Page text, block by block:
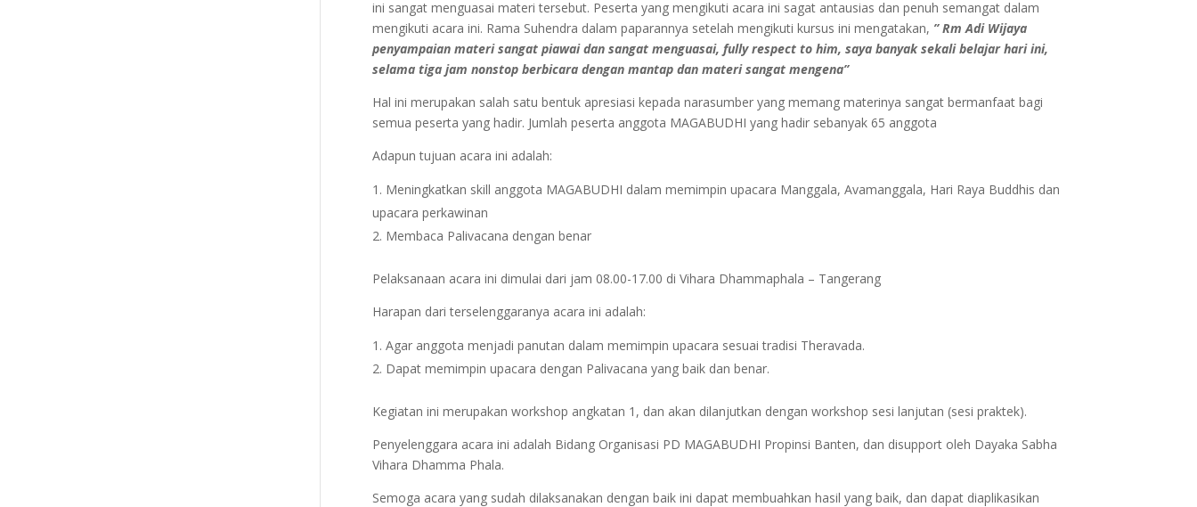
ini sangat menguasai materi tersebut. Peserta yang mengikuti acara ini sagat antausias dan penuh semangat dalam
mengikuti acara ini. Rama Suhendra dalam paparannya setelah mengikuti kursus ini mengatakan, ” Rm Adi Wijaya
penyampaian materi sangat piawai dan sangat menguasai, fully respect to him, saya banyak sekali belajar hari ini,
selama tiga jam nonstop berbicara dengan mantap dan materi sangat mengena”
Hal ini merupakan salah satu bentuk apresiasi kepada narasumber yang memang materinya sangat bermanfaat bagi
semua peserta yang hadir. Jumlah peserta anggota MAGABUDHI yang hadir sebanyak 65 anggota
Adapun tujuan acara ini adalah:
Meningkatkan skill anggota MAGABUDHI dalam memimpin upacara Manggala, Avamanggala, Hari Raya Buddhis dan
upacara perkawinan
Membaca Palivacana dengan benar
Pelaksanaan acara ini dimulai dari jam 08.00-17.00 di Vihara Dhammaphala – Tangerang
Harapan dari terselenggaranya acara ini adalah:
Agar anggota menjadi panutan dalam memimpin upacara sesuai tradisi Theravada.
Dapat memimpin upacara dengan Palivacana yang baik dan benar.
Kegiatan ini merupakan workshop angkatan 1, dan akan dilanjutkan dengan workshop sesi lanjutan (sesi praktek).
Penyelenggara acara ini adalah Bidang Organisasi PD MAGABUDHI Propinsi Banten, dan disupport oleh Dayaka Sabha
Vihara Dhamma Phala.
Semoga acara yang sudah dilaksanakan dengan baik ini dapat membuahkan hasil yang baik, dan dapat diaplikasikan